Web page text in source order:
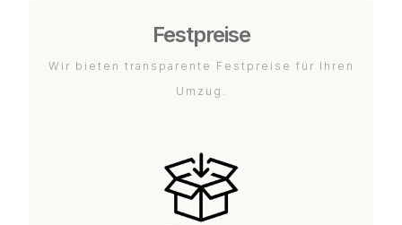
Festpreise
Wir bieten transparente Festpreise für Ihren
Umzug.